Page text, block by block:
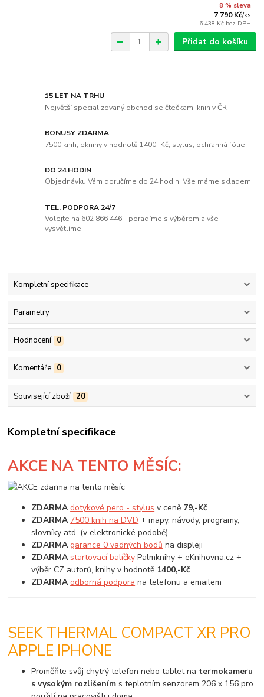
8 % sleva
7 790 Kč/ks
6 438 Kč bez DPH
Přidat do košíku
15 LET NA TRHU
Největší specializovaný obchod se čtečkami knih v ČR
BONUSY ZDARMA
7500 knih, eknihy v hodnotě 1400,-Kč, stylus, ochranná fólie
DO 24 HODIN
Objednávku Vám doručíme do 24 hodin. Vše máme skladem
TEL. PODPORA 24/7
Volejte na 602 866 446 - poradíme s výběrem a vše
vysvětlíme
Kompletní specifikace
Parametry
Hodnocení 0
Komentáře 0
Související zboží 20
Kompletní specifikace
AKCE NA TENTO MĚSÍC:
ZDARMAdotykové pero - stylus v ceně 79,-Kč
ZDARMA 7500 knih na DVD + mapy, návody, programy,
slovníky atd. (v elektronické podobě)
ZDARMA garance 0 vadných bodů na displeji
ZDARMA startovací balíčky Palmknihy + eKnihovna.cz +
výběr CZ autorů, knihy v hodnotě 1400,-Kč
ZDARMA odborná podpora na telefonu a emailem
SEEK THERMAL COMPACT XR PRO
APPLE IPHONE
Proměňte svůj chytrý telefon nebo tablet na termokameru
s vysokým rozlišením s teplotním senzorem 206 x 156 pro